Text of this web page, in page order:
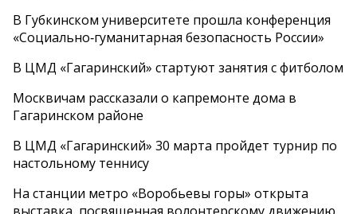
В Губкинском университете прошла конференция
«Социально‑гуманитарная безопасность России»
В ЦМД «Гагаринский» стартуют занятия с фитболом
Москвичам рассказали о капремонте дома в
Гагаринском районе
В ЦМД «Гагаринский» 30 марта пройдет турнир по
настольному теннису
На станции метро «Воробьевы горы» открыта